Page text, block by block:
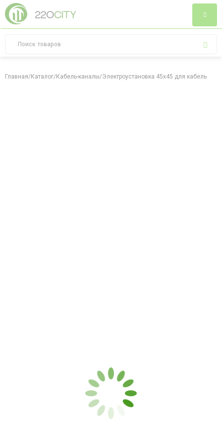
Главная/Каталог/Кабель-каналы/Электроустановка 45х45 для кабель-